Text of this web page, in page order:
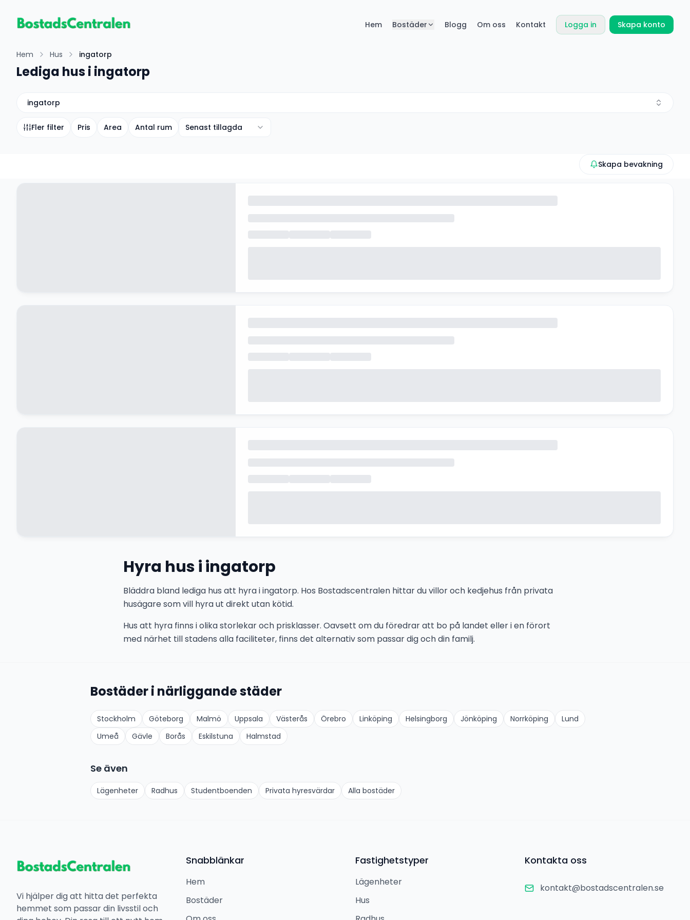
Hem Bostäder Blogg Om oss Kontakt Logga in Skapa konto
Hem Hus ingatorp
Lediga hus i ingatorp
ingatorp
Fler filter Pris Area Antal rum Senast tillagda
Skapa bevakning
Hyra hus i ingatorp
Bläddra bland lediga hus att hyra i ingatorp. Hos Bostadscentralen hittar du villor och kedjehus från privata
husägare som vill hyra ut direkt utan kötid.
Hus att hyra finns i olika storlekar och prisklasser. Oavsett om du föredrar att bo på landet eller i en förort
med närhet till stadens alla faciliteter, finns det alternativ som passar dig och din familj.
Bostäder i närliggande städer
Stockholm Göteborg Malmö Uppsala Västerås Örebro Linköping Helsingborg Jönköping Norrköping
Lund
Umeå
Gävle Borås Eskilstuna Halmstad
Se även
Lägenheter Radhus Studentboenden Privata hyresvärdar Alla bostäder
Vi hjälper dig att hitta det perfekta
hemmet som passar din livsstil och
Snabblänkar
Hem
Bostäder
Fastighetstyper
Lägenheter
Hus
Kontakta oss
kontakt@bostadscentralen.se